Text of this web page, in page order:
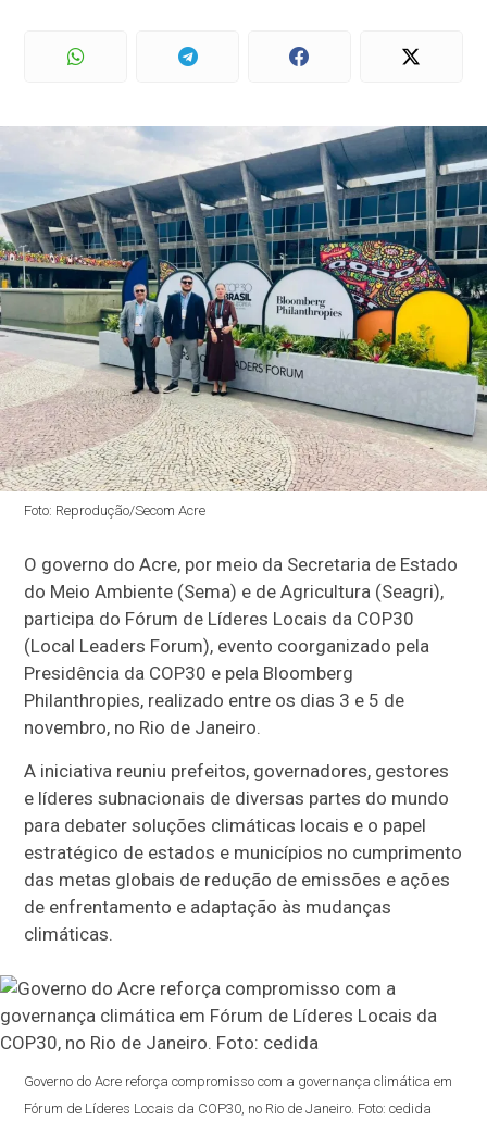
Foto: Reprodução/Secom Acre
O governo do Acre, por meio da Secretaria de Estado
do Meio Ambiente (Sema) e de Agricultura (Seagri),
participa do Fórum de Líderes Locais da COP30
(Local Leaders Forum), evento coorganizado pela
Presidência da COP30 e pela Bloomberg
Philanthropies, realizado entre os dias 3 e 5 de
novembro, no Rio de Janeiro.
A iniciativa reuniu prefeitos, governadores, gestores
e líderes subnacionais de diversas partes do mundo
para debater soluções climáticas locais e o papel
estratégico de estados e municípios no cumprimento
das metas globais de redução de emissões e ações
de enfrentamento e adaptação às mudanças
climáticas.
Governo do Acre reforça compromisso com a governança climática em
Fórum de Líderes Locais da COP30, no Rio de Janeiro. Foto: cedida